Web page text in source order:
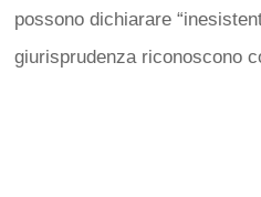
possono dichiarare
giurisprudenza riconoscono